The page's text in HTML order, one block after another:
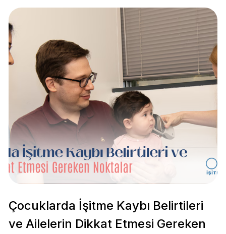
Çocuklarda İşitme Kaybı Belirtileri
ve Ailelerin Dikkat Etmesi Gereken